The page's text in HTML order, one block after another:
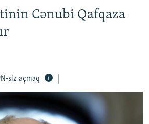
Cənubi Qafqaza
siz açmaq